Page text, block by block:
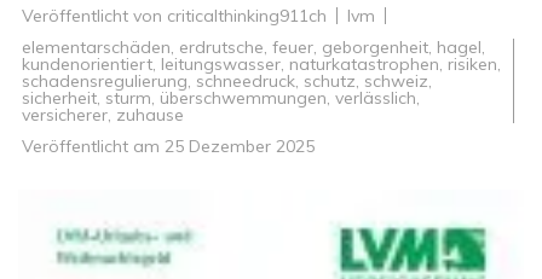
Veröffentlicht von criticalthinking911ch
lvm
elementarschäden, erdrutsche, feuer, geborgenheit, hagel,
kundenorientiert, leitungswasser, naturkatastrophen, risiken,
schadensregulierung, schneedruck, schutz, schweiz,
sicherheit, sturm, überschwemmungen, verlässlich,
versicherer, zuhause
Veröffentlicht am 25 Dezember 2025